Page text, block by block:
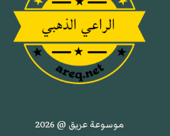
موسوعة عريق @ 2026